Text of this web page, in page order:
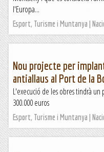
l'Europa...
Esport, Turisme i Muntanya |
Nou projecte per
antiallaus al Port de la
L'execució de les obres tindrà un
300.000 euros
Esport, Turisme i Muntanya |